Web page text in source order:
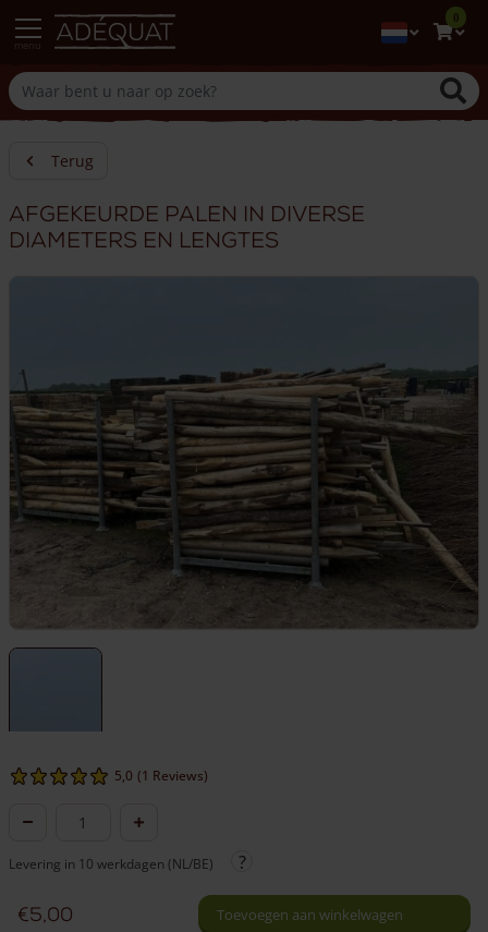
0
Terug
Afgekeurde palen in diverse
diameters en lengtes
5,0 (1 Reviews)
Afgekeurde
in
diverse
Levering in 10 werkdagen (NL/BE)
€5,00 Toevoegen aan winkelwagen